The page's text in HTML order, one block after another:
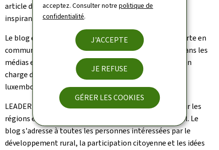
acceptez. Consulter notrepolitique de
confidentialité.
J'ACCEPTE
JE REFUSE
GÉRER LES COOKIES
article du blog raconte ainsi une histoire de réussite
inspirante."
Le blog est signé Martine Hemmer, journaliste et experte en
communication, forte de plus de 25 ans d'expérience dans les
médias et les relations publiques. Elle est aujourd'hui en
charge de la communication des cinq régions
luxembourgeoises.
LEADER Stories
se veut à la fois un regard personnel sur les
régions et une invitation à (re)découvrir le monde rural. Le
blog s'adresse à toutes les personnes intéressées par le
développement rural, la participation citoyenne et les idées